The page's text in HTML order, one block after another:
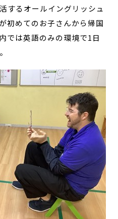
するオールイングリッシュ
初めてのお子さんから帰国
では英語のみの環境で1日